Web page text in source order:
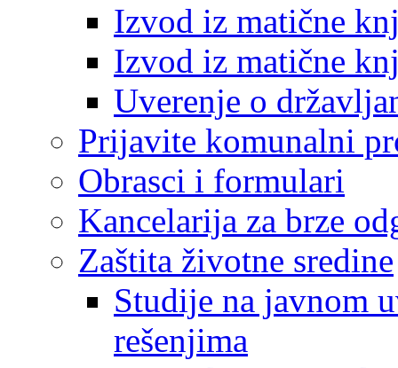
Izvod iz matične
Izvod iz matične
Uverenje o
Prijavite komunalni
Obrasci i formulari
Kancelarija za brze
Zaštita životne sredine
Studije na javnom
rešenjima